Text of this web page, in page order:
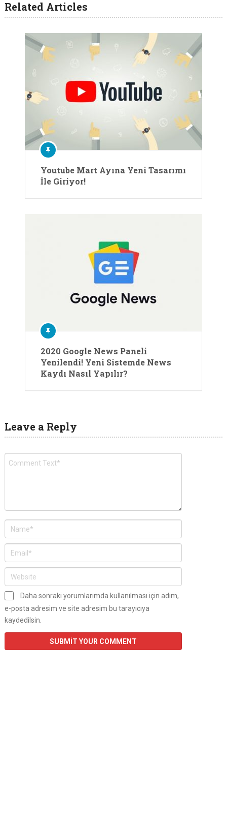
Related Articles
Youtube Mart Ayına Yeni Tasarımı
İle Giriyor!
2020 Google News Paneli
Yenilendi! Yeni Sistemde News
Kaydı Nasıl Yapılır?
Leave a Reply
Daha sonraki yorumlarımda kullanılması için adım,
e-posta adresim ve site adresim bu tarayıcıya
kaydedilsin.